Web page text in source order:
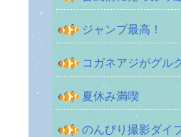
ジャンプ最高！
コガネアジがグル
夏休み満喫
のんびり撮影ダイ